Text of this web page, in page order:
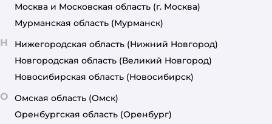
Москва и Московская область (г. Москва)
Мурманская область (Мурманск)
Н Нижегородская область (Нижний Новгород)
Новгородская область (Великий Новгород)
Новосибирская область (Новосибирск)
О Омская область (Омск)
Оренбургская область (Оренбург)